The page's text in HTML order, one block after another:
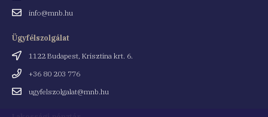
Emailinfo@mnb.hu
Ügyfélszolgálat
Cím
1122 Budapest, Krisztina krt. 6.
Telefonszám
+36 80 203 776
Emailugyfelszolgalat@mnb.hu